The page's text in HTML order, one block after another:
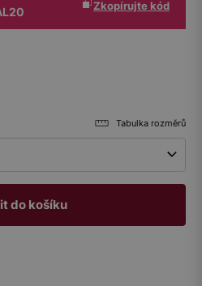
Zkopírujte kód
Tabulka rozměrů
do košíku